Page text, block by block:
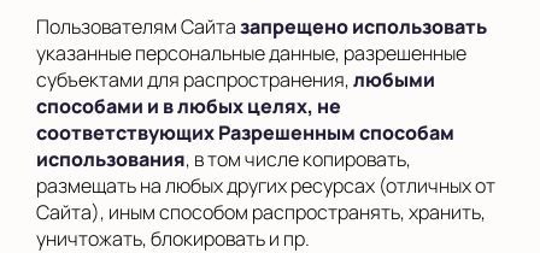
Пользователям Сайтазапрещено использовать
указанные персональные данные, разрешенные
субъектами для распространения,любыми
способами и в любых целях, не
соответствующих Разрешенным способам
использования, в том числе копировать,
размещать на любых других ресурсах (отличных от
Сайта), иным способом распространять, хранить,
уничтожать, блокировать и пр.